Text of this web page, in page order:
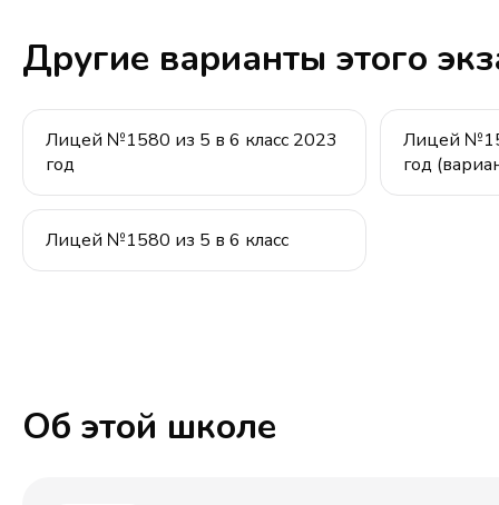
Другие варианты этого
Лицей №1580 из 5 в 6 класс 2023
год
Лицей
год
Лицей №1580 из 5 в 6 класс
Об этой школе